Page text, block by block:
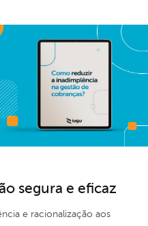
segura e eficaz
e racionalização aos